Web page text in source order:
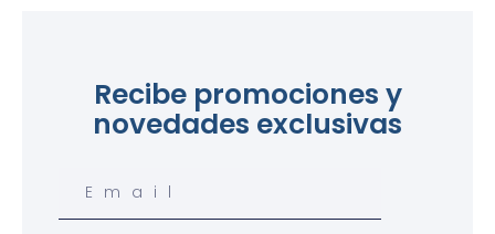
Recibe promociones y
novedades exclusivas